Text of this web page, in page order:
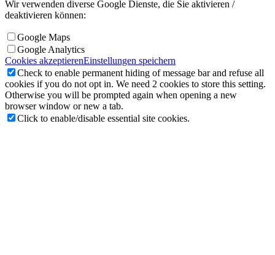
Wir verwenden diverse Google Dienste, die Sie aktivieren /
deaktivieren können:
Google Maps
Google Analytics
Cookies akzeptierenEinstellungen speichern
Check to enable permanent hiding of message bar and refuse all
cookies if you do not opt in. We need 2 cookies to store this setting.
Otherwise you will be prompted again when opening a new
browser window or new a tab.
Click to enable/disable essential site cookies.